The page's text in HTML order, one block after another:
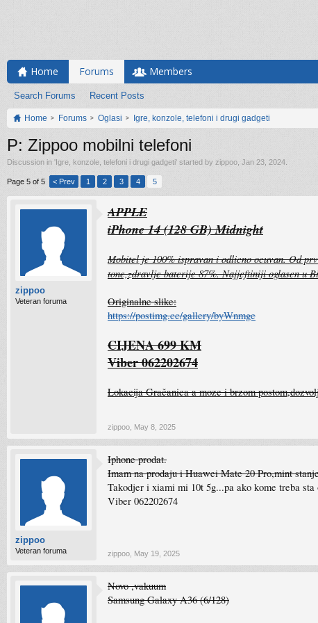
Home Forums
Search Forums Recent Posts
Members
Home Forums Oglasi Igre, konzole, telefoni i drugi gadgeti
P: Zippoo mobilni telefoni
Discussion in 'Igre, konzole, telefoni i drugi gadgeti' started by zippoo Jan 23, 2024
Page 5 of 5 < Prev 1 2 3 4 5
zippoo
Veteran foruma
APPLE
iPhone 14 (128 GB) Midnight
Mobitel je 100% ispravan i odlicno ocuvan. Od
tone,zdravlje baterije 87%. Najjeftiniji oglasen u
Originalne slike:
https://postimg.cc/gallery/byWnmgc
CIJENA 699 KM
Viber 062202674
Lokacija Gračanica a moze i brzom
zippoo May 8, 2025
zippoo
Veteran foruma
Iphone prodat.
Imam na prodaju i Huawei Mate 20 Pro,mint
Takodjer i xiami mi 10t 5g...pa ako kome treba
Viber 062202674
zippoo May 19, 2025
Novo ,vakuum
Samsung Galaxy A36 (6/128)